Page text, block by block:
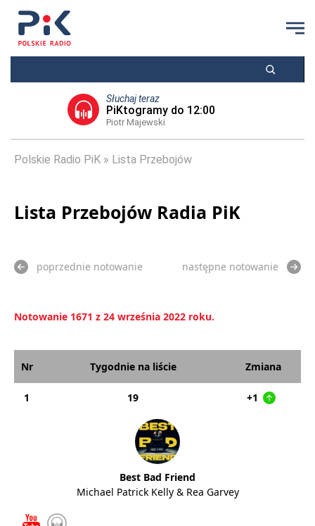
Słuchaj teraz
PiKtogramy do 12:00
Piotr Majewski
Polskie Radio PiK Lista Przebojów
Lista Przebojów Radia PiK
poprzednie notowanie następne notowanie
Notowanie 1671 z 24 września 2022 roku.
Nr Tygodnie na liście Zmiana
1 19 +1
Best Bad Friend
Michael Patrick Kelly & Rea Garvey